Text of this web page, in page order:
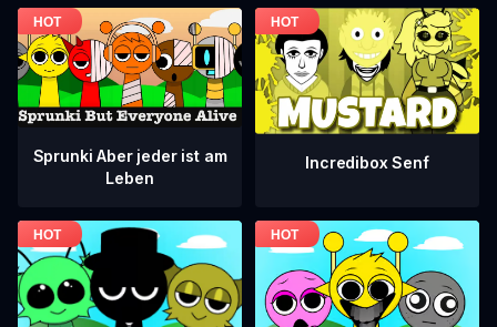
Sprunki Aber jeder ist am
Leben
Incredibox Senf